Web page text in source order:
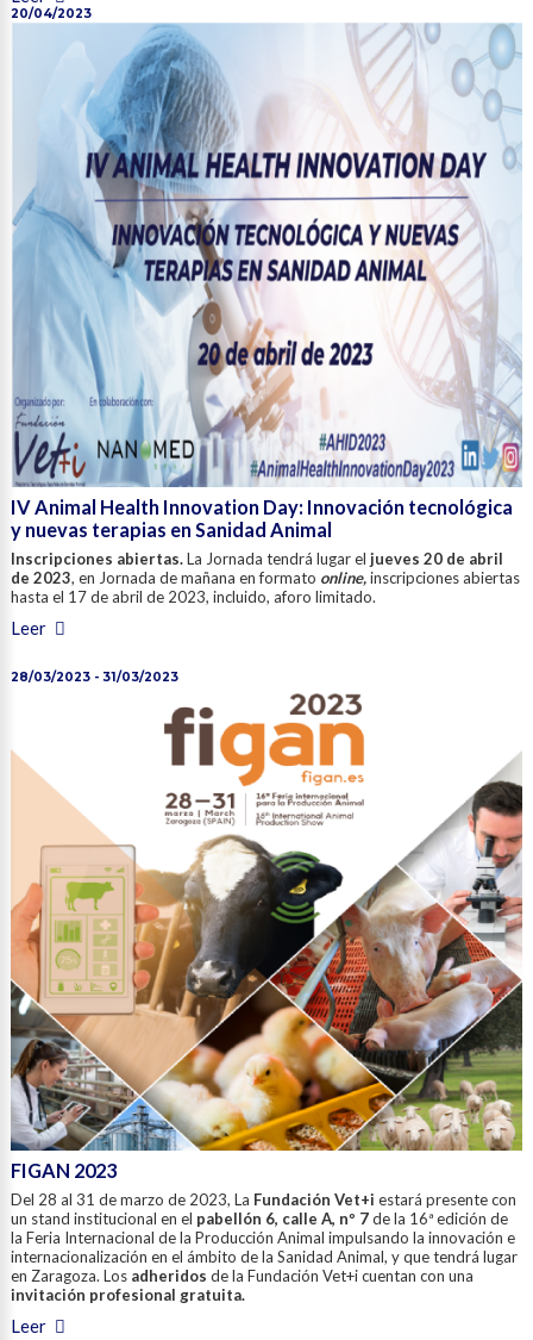
20/04/2023
IV Animal Health Innovation Day: Innovación tecnológica
y nuevas terapias en Sanidad Animal
Inscripciones abiertas.La Jornada tendrá lugar el jueves 20 de abril
de 2023, en Jornada de mañana en formato online,inscripciones abiertas
hasta el 17 de abril de 2023, incluido, aforo limitado.
Leer
28/03/2023 - 31/03/2023
FIGAN 2023
Del 28 al 31 de marzo de 2023, La Fundación Vet+i estará presente con
un stand institucional en el pabellón 6, calle A, nº 7de la 16ª edición de
la Feria Internacional de la Producción Animal impulsando la innovación e
internacionalización en el ámbito de la Sanidad Animal, y que tendrá lugar
en Zaragoza. Los adheridos de la Fundación Vet+i cuentan con una
invitación profesional gratuita.
Leer